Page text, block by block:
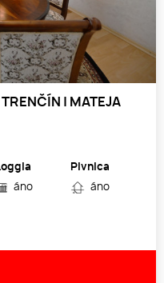
| MATEJA
áno
Pivnica
áno